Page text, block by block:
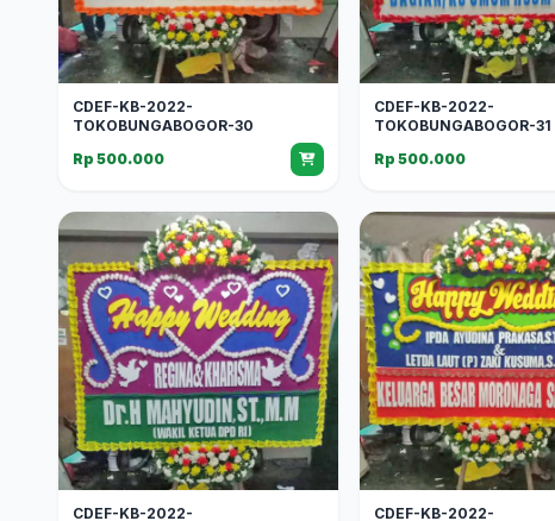
CDEF-KB-2022-
TOKOBUNGABOGOR-30
Rp 500.000
CDEF-KB-2022-
TOKOBUNGABOGOR-31
Rp 500.000
CDEF-KB-2022-
CDEF-KB-2022-